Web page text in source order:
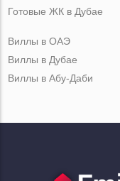
Готовые ЖК в Дубае
Виллы в ОАЭ
Виллы в Дубае
Виллы в Абу-Даби